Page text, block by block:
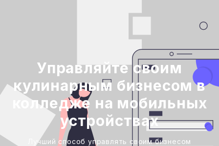
Управляйте своим
кулинарным бизнесом в
колледже на мобильных
устройствах
Лучший способ управлять своим бизнесом